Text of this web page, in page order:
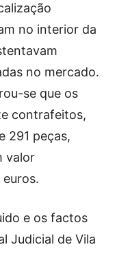
Youtube
no interior da
no mercado.
se que os
contrafeitos,
291 peças,
valor
e os factos
Judicial de Vila